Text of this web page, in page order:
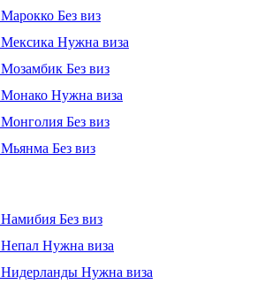
Марокко Без виз
Мексика Нужна виза
Мозамбик Без виз
Монако Нужна виза
Монголия Без виз
Мьянма Без виз
Намибия Без виз
Непал Нужна виза
Нидерланды Нужна виза